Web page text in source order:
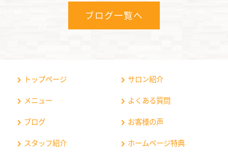
ブログ一覧へ
トップページ サロン紹介
メニュー よくある質問
ブログ お客様の声
スタッフ紹介 ホームページ特典